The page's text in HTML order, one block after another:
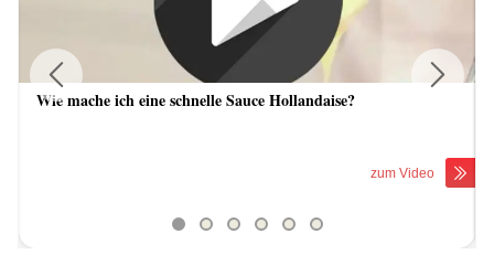
Wie mache ich eine schnelle Sauce Hollandaise?
zum Video
Previous